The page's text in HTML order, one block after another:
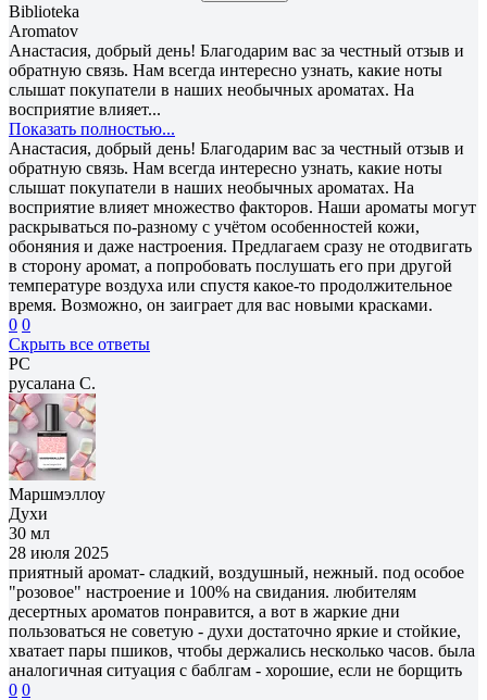
Biblioteka
Aromatov
Анастасия, добрый день! Благодарим вас за честный отзыв и
обратную связь. Нам всегда интересно узнать, какие ноты
слышат покупатели в наших необычных ароматах. На
восприятие влияет...
Показать полностью...
Анастасия, добрый день! Благодарим вас за честный отзыв и
обратную связь. Нам всегда интересно узнать, какие ноты
слышат покупатели в наших необычных ароматах. На
восприятие влияет множество факторов. Наши ароматы могут
раскрываться по-разному с учётом особенностей кожи,
обоняния и даже настроения. Предлагаем сразу не отодвигать
в сторону аромат, а попробовать послушать его при другой
температуре воздуха или спустя какое-то продолжительное
время. Возможно, он заиграет для вас новыми красками.
0 0
Скрыть все ответы
РС
русалана С.
Маршмэллоу
Духи
30 мл
28 июля 2025
приятный аромат- сладкий, воздушный, нежный. под особое
"розовое" настроение и 100% на свидания. любителям
десертных ароматов понравится, а вот в жаркие дни
пользоваться не советую - духи достаточно яркие и стойкие,
хватает пары пшиков, чтобы держались несколько часов. была
аналогичная ситуация с баблгам - хорошие, если не борщить
0 0